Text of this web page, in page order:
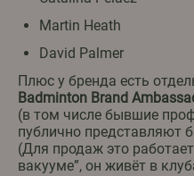
Martin Heath
David Palmer
Плюс у бренда есть
Badminton Brand
(в том числе бывшие
публично представляют
(Для продаж это
вакууме”, он живёт в